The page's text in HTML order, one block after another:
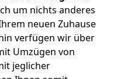
um nichts anderes
neuen Zuhause
verfügen wir über
Umzügen von
jeglicher